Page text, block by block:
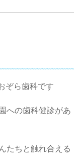
ら歯科です
への歯科健診があ
たちと触れ合える